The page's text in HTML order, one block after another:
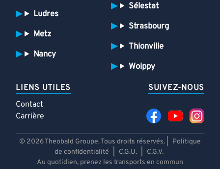
Ludres
Metz
Nancy
Sélestat
Strasbourg
Thionville
Woippy
LIENS UTILES
Contact
Carrière
SUIVEZ-NOUS
© 2026 Theobald Groupe. Tous droits réservés. |
Politique
de confidentialité
C.G.U.
C.G.V.
Au quotidien, prenez les transports en commun